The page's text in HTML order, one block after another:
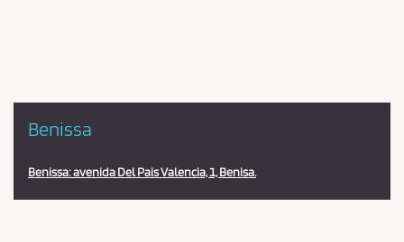
Benissa
Benissa: avenida Del Pais Valencia, 1, Benisa.